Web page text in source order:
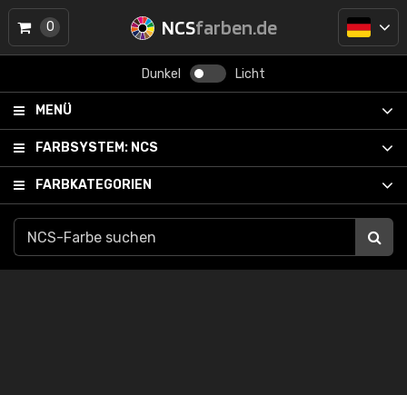
NCSfarben.de
Dunkel Licht
MENÜ
FARBSYSTEM: NCS
FARBKATEGORIEN
0